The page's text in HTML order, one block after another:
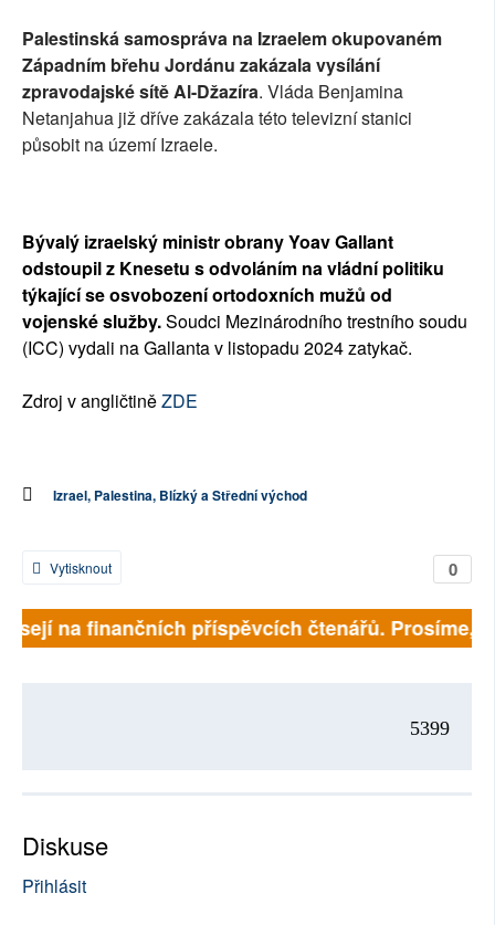
Palestinská samospráva na Izraelem okupovaném
Západním břehu Jordánu zakázala vysílání
zpravodajské sítě Al-Džazíra. Vláda Benjamina
Netanjahua již dříve zakázala této televizní stanici
působit na území Izraele.
Bývalý izraelský ministr obrany Yoav Gallant
odstoupil z Knesetu s odvoláním na vládní politiku
týkající se osvobození ortodoxních mužů od
vojenské služby.Soudci Mezinárodního trestního soudu
(ICC) vydali na Gallanta v listopadu 2024 zatykač.
Zdroj v angličtiněZDE
Izrael, Palestina, Blízký a Střední východ
0
Vytisknout
na finančních příspěvcích čtenářů. Prosíme,
5399
Diskuse
Přihlásit